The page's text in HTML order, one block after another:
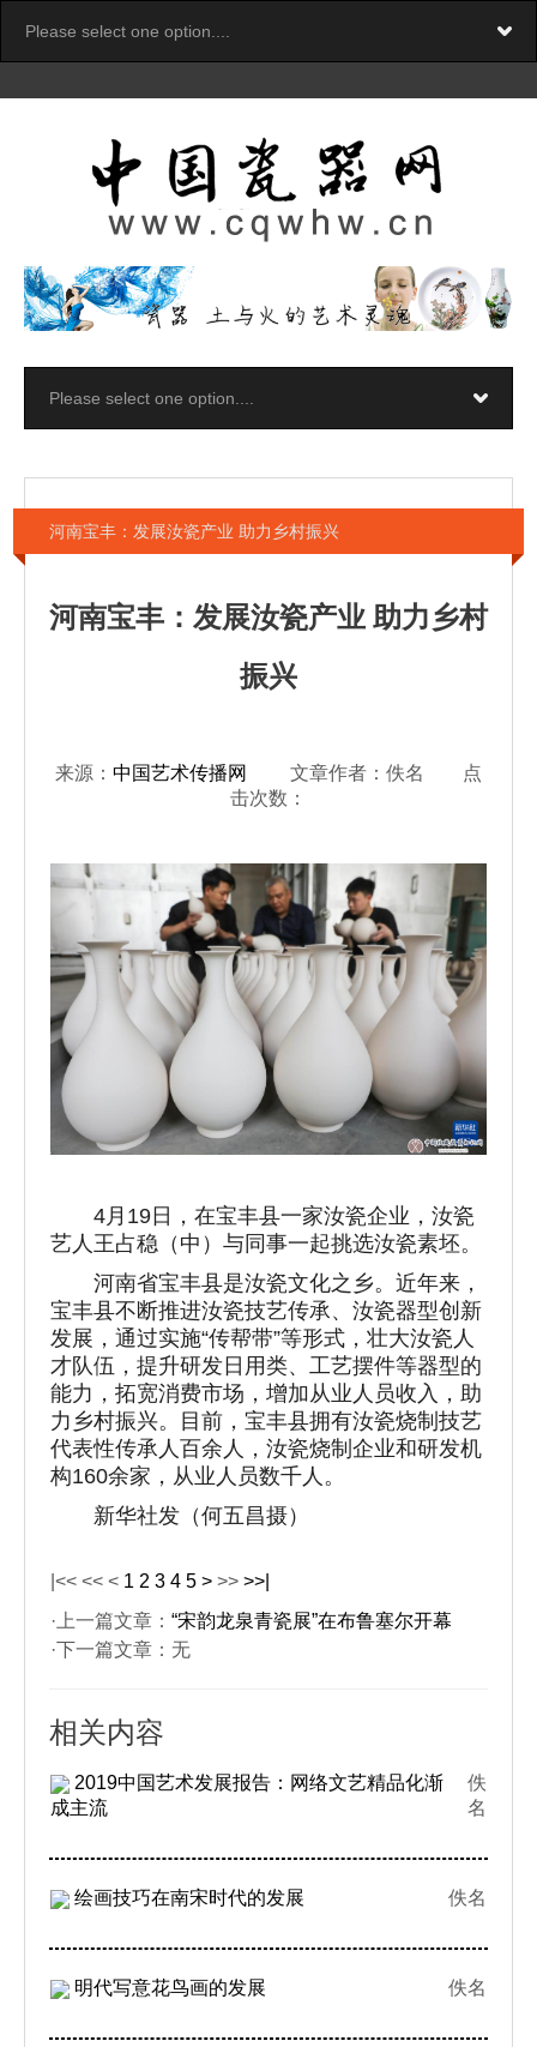
河南宝丰：发展汝瓷产业 助力乡村振兴
河南宝丰：发展汝瓷产业 助力乡村
振兴
来源： 中国艺术传播网
文章作者：佚名 点
击次数：
4月19日，在宝丰县一家汝瓷企业，汝瓷
艺人王占稳（中）与同事一起挑选汝瓷素坯。
河南省宝丰县是汝瓷文化之乡。近年来，
宝丰县不断推进汝瓷技艺传承、汝瓷器型创新
发展，通过实施“传帮带”等形式，壮大汝瓷人
才队伍，提升研发日用类、工艺摆件等器型的
能力，拓宽消费市场，增加从业人员收入，助
力乡村振兴。目前，宝丰县拥有汝瓷烧制技艺
代表性传承人百余人，汝瓷烧制企业和研发机
构160余家，从业人员数千人。
新华社发（何五昌摄）
|<< << < 1 2 3 4 5 > >> >>|
·上一篇文章： “宋韵龙泉青瓷展”在布鲁塞尔开幕
·下一篇文章：无
相关内容
2019中国艺术发展报告：网络文艺精品化渐
成主流
佚
名
绘画技巧在南宋时代的发展 佚名
明代写意花鸟画的发展 佚名